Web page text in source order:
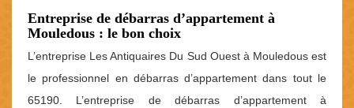
Entreprise de débarras d’appartement à
Mouledous : le bon choix
L’entreprise Les Antiquaires Du Sud Ouest à Mouledous est
le professionnel en débarras d’appartement dans tout le
65190. L’entreprise de débarras d’appartement à